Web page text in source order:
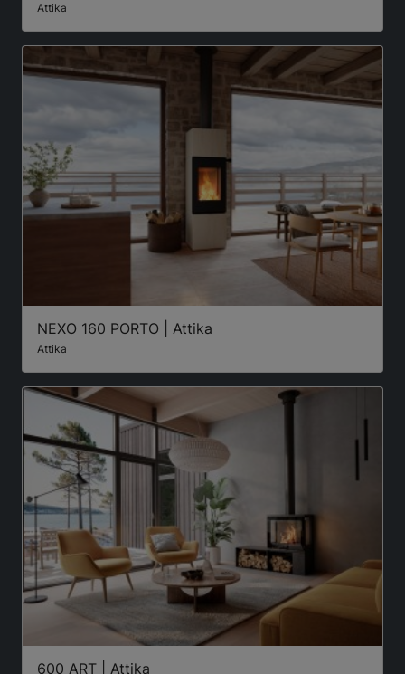
Attika
NEXO 160 PORTO | Attika
Attika
600 ART | Attika